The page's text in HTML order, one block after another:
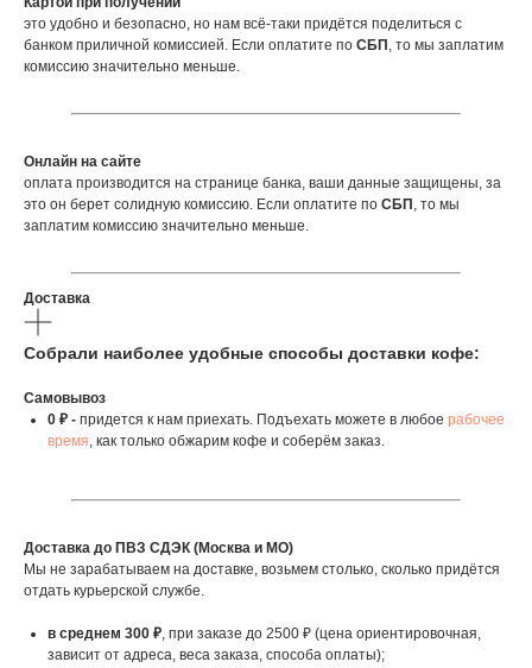
это удобно и безопасно, но нам всё-таки придётся поделиться с
банком приличной комиссией. Если оплатите по СБП , то мы заплатим
комиссию значительно меньше.
Онлайн на сайте
оплата производится на странице банка, ваши данные защищены, за
это он берет солидную комиссию. Если оплатите по СБП , то мы
заплатим комиссию значительно меньше.
Доставка
Собрали наиболее удобные способы доставки кофе:
Самовывоз
0 ₽ - придется к нам приехать. Подъехать можете в любое рабочее
время, как только обжарим кофе и соберём заказ.
Доставка до ПВЗ СДЭК (Москва и МО)
Мы не зарабатываем на доставке, возьмем столько, сколько придётся
отдать курьерской службе.
в среднем 300 ₽, при заказе до 2500 ₽ (цена ориентировочная,
зависит от адреса, веса заказа, способа оплаты);